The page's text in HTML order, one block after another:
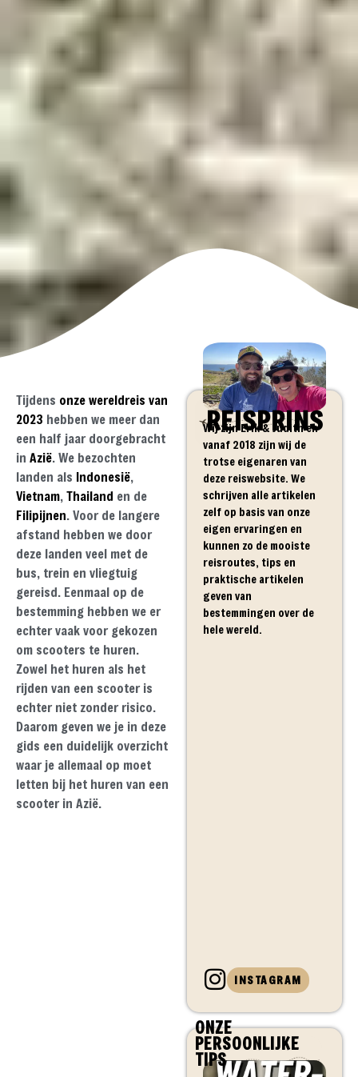
Tijdens onze wereldreis van
2023 hebben we meer dan
een half jaar doorgebracht
in Azië. We bezochten
landen als Indonesië,
Vietnam,Thailand en de
Filipijnen. Voor de langere
afstand hebben we door
deze landen veel met de
bus, trein en vliegtuig
gereisd. Eenmaal op de
bestemming hebben we er
echter vaak voor gekozen
om scooters te huren.
Zowel het huren als het
rijden van een scooter is
echter niet zonder risico.
Daarom geven we je in deze
gids een duidelijk overzicht
waar je allemaal op moet
letten bij het huren van een
scooter in Azië.
REISPRINS
Wij zijn Erik & Judith en
vanaf 2018 zijn wij de
trotse eigenaren van
deze reiswebsite. We
schrijven alle artikelen
zelf op basis van onze
eigen ervaringen en
kunnen zo de mooiste
reisroutes, tips en
praktische artikelen
geven van
bestemmingen over de
hele wereld.
INSTAGRAM
ONZE
PERSOONLIJKE
TIPS